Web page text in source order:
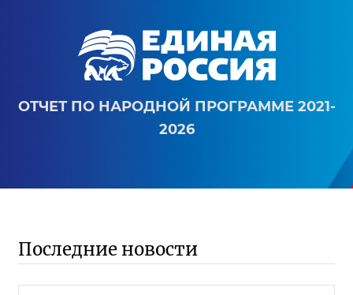
ОТЧЕТ ПО НАРОДНОЙ ПРОГРАММЕ 2021-
2026
Последние новости